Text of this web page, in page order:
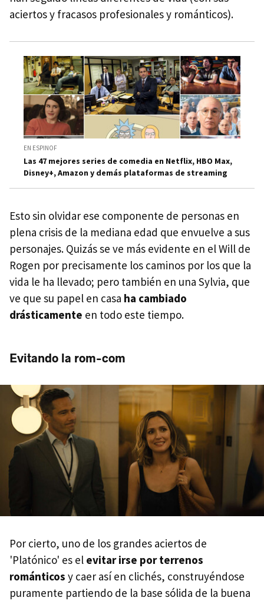
aciertos y fracasos profesionales y románticos).
EN ESPINOF
Las 47 mejores series de comedia en Netflix, HBO Max,
Disney+, Amazon y demás plataformas de streaming
Esto sin olvidar ese componente de personas en
plena crisis de la mediana edad que envuelve a sus
personajes. Quizás se ve más evidente en el Will de
Rogen por precisamente los caminos por los que la
vida le ha llevado; pero también en una Sylvia, que
ve que su papel en casa ha cambiado
drásticamente en todo este tiempo.
Evitando la rom-com
Por cierto, uno de los grandes aciertos de
'Platónico' es el evitar irse por terrenos
románticos y caer así en clichés, construyéndose
puramente partiendo de la base sólida de la buena